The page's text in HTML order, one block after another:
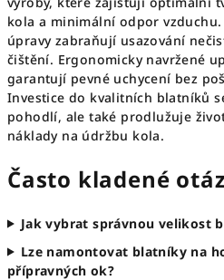
kola a minimální odpor
úpravy zabraňují usazování
čištění. Ergonomicky navržené
garantují pevné uchycení bez
Investice do kvalitních blatníků
pohodlí, ale také prodlužuje
náklady na údržbu kola.
Často kladené
Jak vybrat správnou velikost
Lze namontovat blatníky na
přípravných ok?